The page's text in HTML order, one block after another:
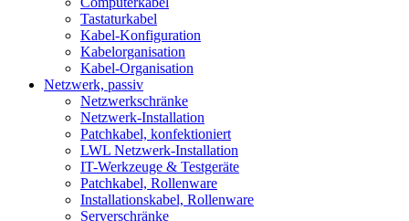
Tastaturkabel
Kabel-Konfiguration
Kabelorganisation
Kabel-Organisation
Netzwerk, passiv
Netzwerkschränke
Netzwerk-Installation
Patchkabel, konfektioniert
LWL Netzwerk-Installation
IT-Werkzeuge & Testgeräte
Patchkabel, Rollenware
Installationskabel, Rollenware
Serverschränke